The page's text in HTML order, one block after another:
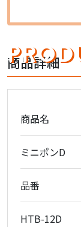
商品詳細
商品名
ミニポンD
品番
HTB-12D